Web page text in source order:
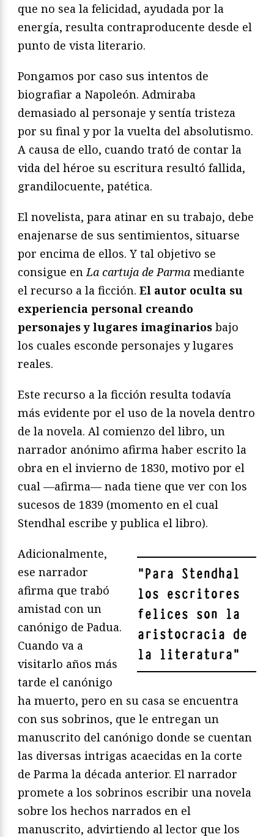
que no sea la felicidad, ayudada por la
energía, resulta contraproducente desde el
punto de vista literario.
Pongamos por caso sus intentos de
biografiar a Napoleón. Admiraba
demasiado al personaje y sentía tristeza
por su final y por la vuelta del absolutismo.
A causa de ello, cuando trató de contar la
vida del héroe su escritura resultó fallida,
grandilocuente, patética.
El novelista, para atinar en su trabajo, debe
enajenarse de sus sentimientos, situarse
por encima de ellos. Y tal objetivo se
consigue enLa cartuja de Parma mediante
el recurso a la ficción. El autor oculta su
experiencia personal creando
personajes y lugares imaginarios bajo
los cuales esconde personajes y lugares
reales.
Este recurso a la ficción resulta todavía
más evidente por el uso de la novela dentro
de la novela. Al comienzo del libro, un
narrador anónimo afirma haber escrito la
obra en el invierno de 1830, motivo por el
cual —afirma— nada tiene que ver con los
sucesos de 1839 (momento en el cual
Stendhal escribe y publica el libro).
"Para Stendhal
los escritores
felices son la
aristocracia de
la literatura"
Adicionalmente,
ese narrador
afirma que trabó
amistad con un
canónigo de Padua.
Cuando va a
visitarlo años más
tarde el canónigo
ha muerto, pero en su casa se encuentra
con sus sobrinos, que le entregan un
manuscrito del canónigo donde se cuentan
las diversas intrigas acaecidas en la corte
de Parma la década anterior. El narrador
promete a los sobrinos escribir una novela
sobre los hechos narrados en el
manuscrito, advirtiendo al lector que los